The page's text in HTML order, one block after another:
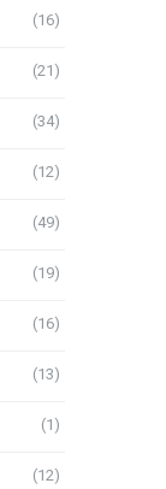
(16)
(21)
(34)
(12)
(49)
(19)
(16)
(13)
(1)
(12)